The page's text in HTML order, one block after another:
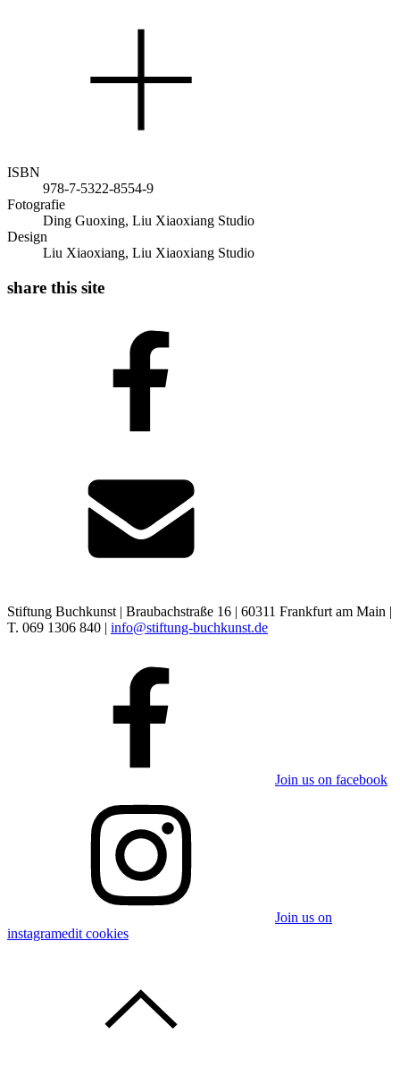
ISBN
978-7-5322-8554-9
Fotografie
Ding Guoxing, Liu Xiaoxiang Studio
Design
Liu Xiaoxiang, Liu Xiaoxiang Studio
share this site
Stiftung Buchkunst | Braubachstraße 16 | 60311 Frankfurt am Main |
T. 069 1306 840 | info@stiftung-buchkunst.de
Join us on facebook
Join us on
instagramedit cookies